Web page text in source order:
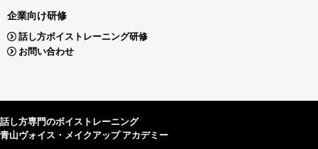
企業向け研修
話し方ボイストレーニング研修
お問い合わせ
話し方専門のボイストレーニング
青山ヴォイス・メイクアップ アカデミー